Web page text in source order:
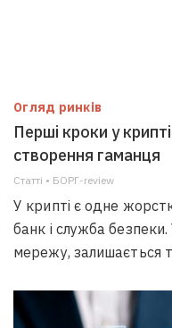
Огляд ринків
Перші кроки у
створення гаманця
Статті • БОРГ-review
У крипті є одне
банк і служба
мережу, залишається